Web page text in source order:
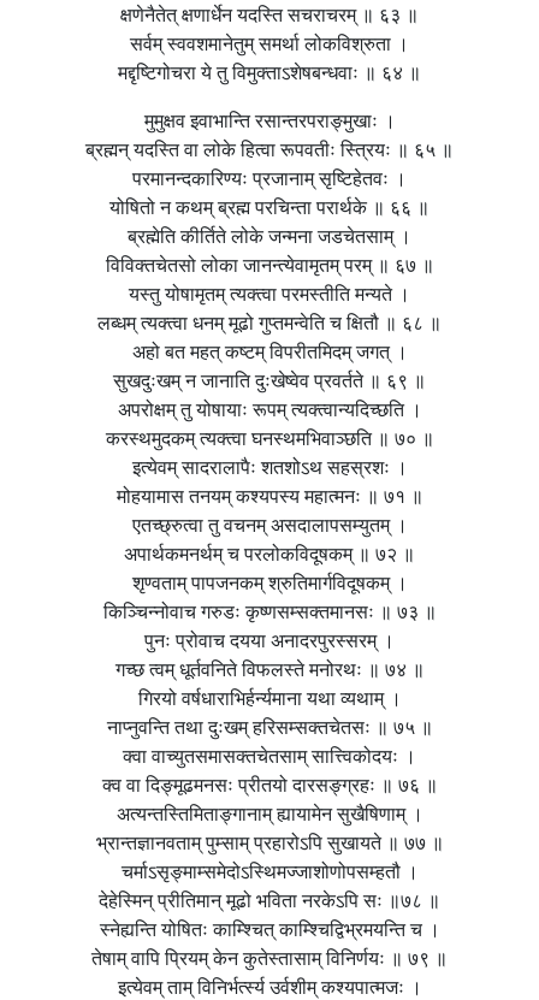
क्षणेनैतेत् क्षणार्धेन यदस्ति सचराचरम् ॥ ६३ ॥
सर्वम् स्ववशमानेतुम् समर्था लोकविश्रुता ।
मद्दृष्टिगोचरा ये तु विमुक्ताऽशेषबन्धवाः ॥ ६४ ॥
मुमुक्षव इवाभान्ति रसान्तरपराङ्मुखाः ।
ब्रह्मन् यदस्ति वा लोके हित्वा रूपवतीः स्त्रियः ॥ ६५ ॥
परमानन्दकारिण्यः प्रजानाम् सृष्टिहेतवः ।
योषितो न कथम् ब्रह्म परचिन्ता परार्थके ॥ ६६ ॥
ब्रह्मेति कीर्तिते लोके जन्मना जडचेतसाम् ।
विविक्तचेतसो लोका जानन्त्येवामृतम् परम् ॥ ६७ ॥
यस्तु योषामृतम् त्यक्त्वा परमस्तीति मन्यते ।
लब्धम् त्यक्त्वा धनम् मूढो गुप्तमन्वेति च क्षितौ ॥ ६८ ॥
अहो बत महत् कष्टम् विपरीतमिदम् जगत् ।
सुखदुःखम् न जानाति दुःखेष्वेव प्रवर्तते ॥ ६९ ॥
अपरोक्षम् तु योषायाः रूपम् त्यक्त्वान्यदिच्छति ।
करस्थमुदकम् त्यक्त्वा घनस्थमभिवाञ्छति ॥ ७० ॥
इत्येवम् सादरालापैः शतशोऽथ सहस्रशः ।
मोहयामास तनयम् कश्यपस्य महात्मनः ॥ ७१ ॥
एतच्छ्रुत्वा तु वचनम् असदालापसम्युतम् ।
अपार्थकमनर्थम् च परलोकविदूषकम् ॥ ७२ ॥
शृण्वताम् पापजनकम् श्रुतिमार्गविदूषकम् ।
किञ्चिन्नोवाच गरुडः कृष्णसम्सक्तमानसः ॥ ७३ ॥
पुनः प्रोवाच दयया अनादरपुरस्सरम् ।
गच्छ त्वम् धूर्तवनिते विफलस्ते मनोरथः ॥ ७४ ॥
गिरयो वर्षधाराभिर्हर्न्यमाना यथा व्यथाम् ।
नाप्नुवन्ति तथा दुःखम् हरिसम्सक्तचेतसः ॥ ७५ ॥
क्वा वाच्युतसमासक्तचेतसाम् सात्त्विकोदयः ।
क्व वा दिङ्मूढमनसः प्रीतयो दारसङ्ग्रहः ॥ ७६ ॥
अत्यन्तस्तिमिताङ्गानाम् ह्यायामेन सुखैषिणाम् ।
भ्रान्तज्ञानवताम् पुम्साम् प्रहारोऽपि सुखायते ॥ ७७ ॥
चर्माऽसृङ्माम्समेदोऽस्थिमज्जाशोणोपसम्हतौ ।
देहेस्मिन् प्रीतिमान् मूढो भविता नरकेऽपि सः ॥७८ ॥
स्नेह्यन्ति योषितः काम्श्चित् काम्श्चिद्विभ्रमयन्ति च ।
तेषाम् वापि प्रियम् केन कुतेस्तासाम् विनिर्णयः ॥ ७९ ॥
इत्येवम् ताम् विनिर्भर्त्स्य उर्वशीम् कश्यपात्मजः ।